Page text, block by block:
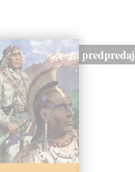
predpredaj